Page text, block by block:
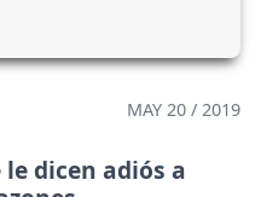
MAY 20 / 2019
le dicen adiós a